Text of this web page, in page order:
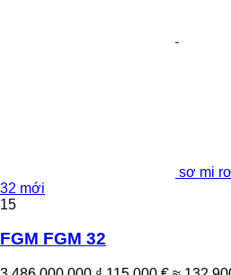
sơ mi
32 mới
15
FGM FGM 32